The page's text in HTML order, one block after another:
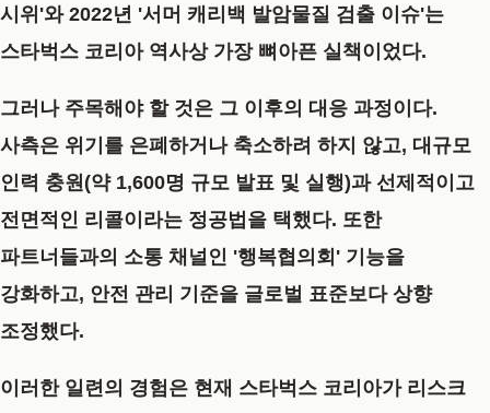
시위'와 2022년 '서머 캐리백 발암물질 검출 이슈'는
스타벅스 코리아 역사상 가장 뼈아픈 실책이었다.
그러나 주목해야 할 것은 그 이후의 대응 과정이다.
사측은 위기를 은폐하거나 축소하려 하지 않고, 대규모
인력 충원(약 1,600명 규모 발표 및 실행)과 선제적이고
전면적인 리콜이라는 정공법을 택했다. 또한
파트너들과의 소통 채널인 '행복협의회' 기능을
강화하고, 안전 관리 기준을 글로벌 표준보다 상향
조정했다.
이러한 일련의 경험은 현재 스타벅스 코리아가 리스크